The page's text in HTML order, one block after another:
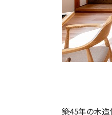
築45年の木